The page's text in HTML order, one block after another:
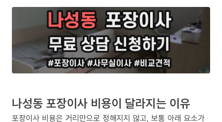
나성동 포장이사 비용이 달라지는 이유
포장이사 비용은 거리만으로 정해지지 않고, 보통 아래 요소가